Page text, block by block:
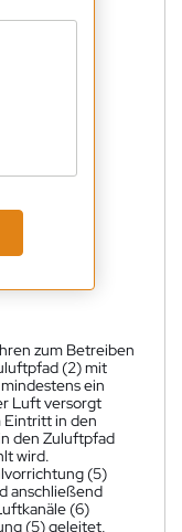
zum Betreiben
(2) mit
ein
Luft versorgt
in den
den Zuluftpfad
wird.
(5)
anschließend
(6)
(5) geleitet,